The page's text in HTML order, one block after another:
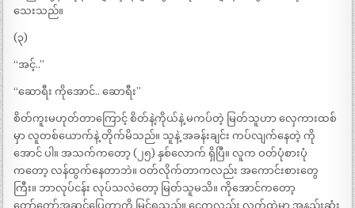
သေးသည်။
(၃)
“အင့်..”
“ဆောရီး ကိုအောင်.. ဆောရီး”
စိတ်ကူးမဟုတ်တာကြောင့် စိတ်နဲ့ကိုယ်နဲ့ မကပ်တဲ့ မြတ်သူဟာ လှေကားထစ်
မှာ လူတစ်ယောက်နဲ့ တိုက်မိသည်။ သူနဲ့ အခန်းချင်း ကပ်လျက်နေတဲ့ ကို
အောင် ပါ။ အသက်ကတော့ (၂၅) နှစ်လောက် ရှိပြီ။ လူက ဝတ်ပုံစားပုံ
ကတော့ လန်ထွက်နေတာဘဲ။ ဝတ်လိုက်တာကလည်း အကောင်းစားတွေ
ကြီး။ ဘာလုပ်ငန်း လုပ်သလဲတော့ မြတ်သူမသိ။ ကိုအောင်ကတော့
တော်တော်အဆင်ပြေတာကို မြင်ရသည်။ ငွေကလည်း လက်ထဲမှာ အနည်းဆုံး